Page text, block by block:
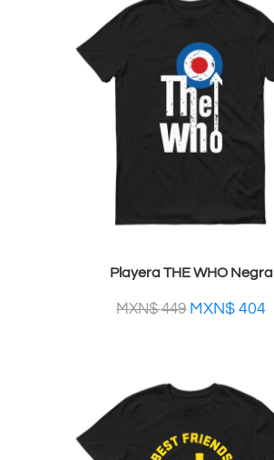
Playera THE WHO Negra
MXN$449 MXN$ 404